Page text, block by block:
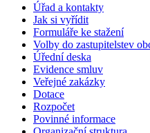
Úřad a kontakty
Jak si vyřídit
Formuláře ke stažení
Volby do zastupitelstev
Úřední deska
Evidence smluv
Veřejné zakázky
Dotace
Rozpočet
Povinné informace